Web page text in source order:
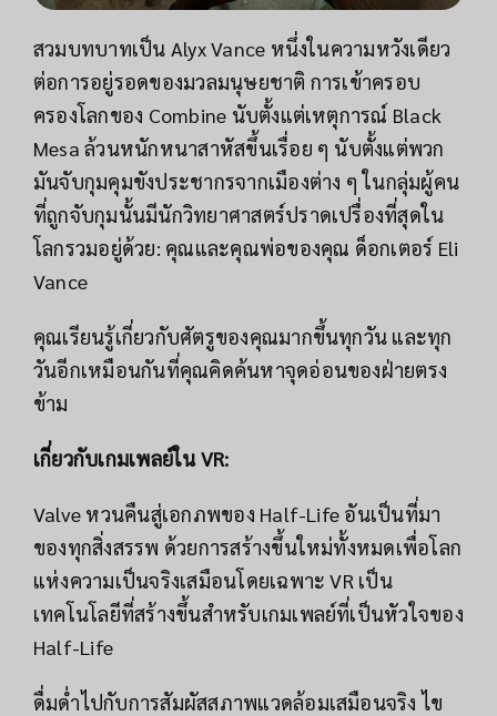
สวมบทบาทเป็น Alyx Vance หนึ่งในความหวังเดียว
ต่อการอยู่รอดของมวลมนุษยชาติ การเข้าครอบ
ครองโลกของ Combine นับตั้งแต่เหตุการณ์ Black
Mesa ล้วนหนักหนาสาหัสขึ้นเรื่อย ๆ นับตั้งแต่พวก
มันจับกุมคุมขังประชากรจากเมืองต่าง ๆ ในกลุ่มผู้คน
ที่ถูกจับกุมนั้นมีนักวิทยาศาสตร์ปราดเปรื่องที่สุดใน
โลกรวมอยู่ด้วย: คุณและคุณพ่อของคุณ ด็อกเตอร์ Eli
Vance
คุณเรียนรู้เกี่ยวกับศัตรูของคุณมากขึ้นทุกวัน และทุก
วันอีกเหมือนกันที่คุณคิดค้นหาจุดอ่อนของฝ่ายตรง
ข้าม
เกี่ยวกับเกมเพลย์ใน VR:
Valve หวนคืนสู่เอกภพของ Half-Life อันเป็นที่มา
ของทุกสิ่งสรรพ ด้วยการสร้างขึ้นใหม่ทั้งหมดเพื่อโลก
แห่งความเป็นจริงเสมือนโดยเฉพาะ VR เป็น
เทคโนโลยีที่สร้างขึ้นสำหรับเกมเพลย์ที่เป็นหัวใจของ
Half-Life
ดื่มด่ำไปกับการสัมผัสสภาพแวดล้อมเสมือนจริง ไข